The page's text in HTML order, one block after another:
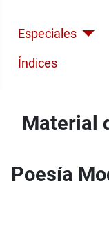
Especiales
Índices
Material
Poesía